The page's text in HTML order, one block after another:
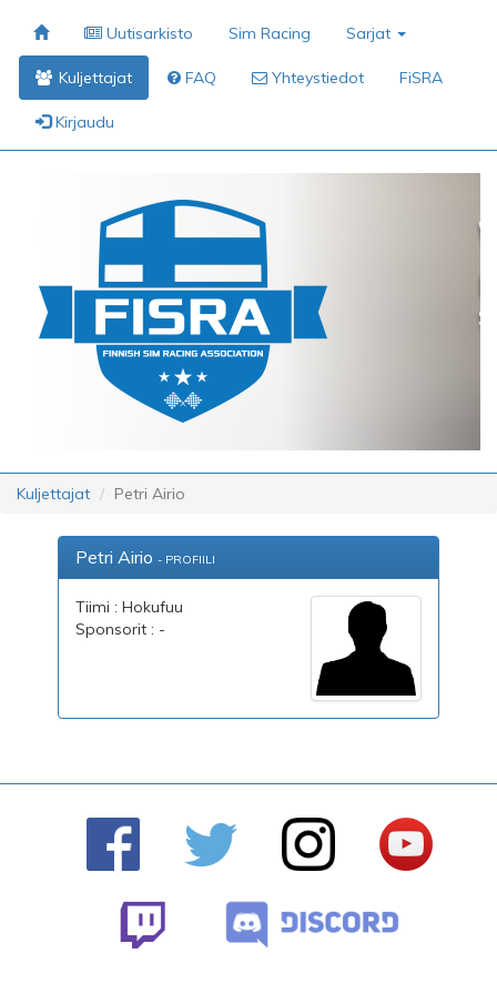
Uutisarkisto Sim Racing Sarjat
Kuljettajat FAQ Yhteystiedot FiSRA
Kirjaudu
Kuljettajat Petri Airio
Petri Airio - PROFIILI
Tiimi : Hokufuu
Sponsorit : -